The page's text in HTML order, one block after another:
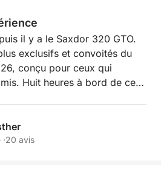
il y a le Saxdor 320 GTO.
exclusifs et convoités du
conçu pour ceux qui
Huit heures à bord de ce
de luxe, au départ de
isolées, fonds marins d'une
horizons à couper le souffle.
snorkeling et un kit de
20 avis